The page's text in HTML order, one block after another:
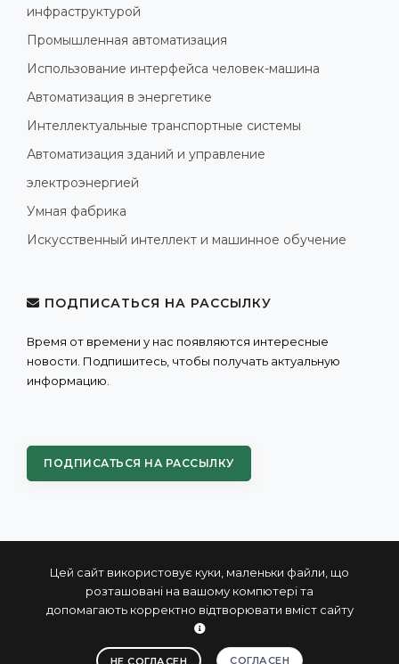
Цей сайт використовує куки, маленьки файли, що
розташовані на вашому компютері та
допомагають корректно відтворювати вміст сайту
НЕ СОГЛАСЕН СОГЛАСЕН
инфраструктурой
Промышленная автоматизация
Использование интерфейса человек-машина
Автоматизация в энергетике
Интеллектуальные транспортные системы
Автоматизация зданий и управление
электроэнергией
Умная фабрика
Искусственный интеллект и машинное обучение
ПОДПИСАТЬСЯ НА РАССЫЛКУ
Время от времени у нас появляются интересные
новости. Подпишитесь, чтобы получать актуальную
информацию.
ПОДПИСАТЬСЯ НА РАССЫЛКУ
© 2004 - 2026 ПРОКСИС™ - промышленные компьютеры
и системы